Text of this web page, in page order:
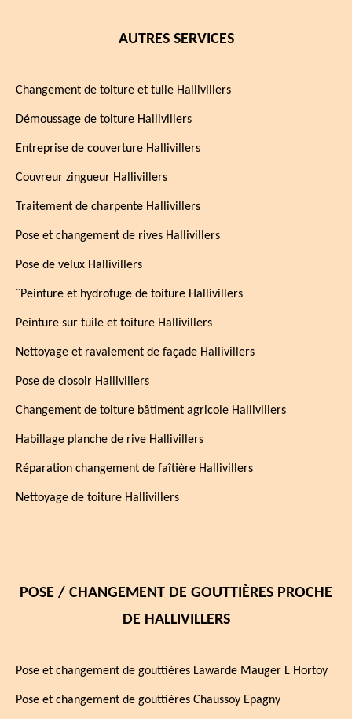
AUTRES SERVICES
Changement de toiture et tuile Hallivillers
Démoussage de toiture Hallivillers
Entreprise de couverture Hallivillers
Couvreur zingueur Hallivillers
Traitement de charpente Hallivillers
Pose et changement de rives Hallivillers
Pose de velux Hallivillers
¨Peinture et hydrofuge de toiture Hallivillers
Peinture sur tuile et toiture Hallivillers
Nettoyage et ravalement de façade Hallivillers
Pose de closoir Hallivillers
Changement de toiture bâtiment agricole Hallivillers
Habillage planche de rive Hallivillers
Réparation changement de faîtière Hallivillers
Nettoyage de toiture Hallivillers
POSE / CHANGEMENT DE GOUTTIÈRES PROCHE
DE HALLIVILLERS
Pose et changement de gouttières Lawarde Mauger L Hortoy
Pose et changement de gouttières Chaussoy Epagny